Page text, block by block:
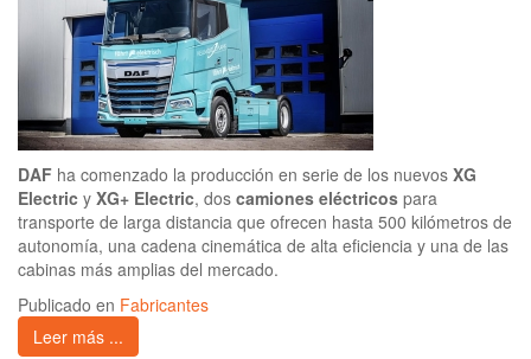
DAF ha comenzado la producción en serie de los nuevos XG
Electric y XG+ Electric, dos camiones eléctricos para
transporte de larga distancia que ofrecen hasta 500 kilómetros de
autonomía, una cadena cinemática de alta eficiencia y una de las
cabinas más amplias del mercado.
Publicado en Fabricantes
Leer más ...